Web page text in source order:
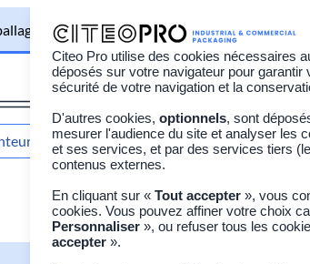
professionnels est en place. Contactez-
Acteur du réemploi Opérateur
Citeo Pro utilise des cookies nécessaires
déposés sur votre navigateur pour
sécurité de votre navigation et la
D'autres cookies, optionnels, sont
mesurer l'audience du site et analyser les
et ses services, et par des services tiers
contenus externes.
En cliquant sur « Tout accepter », vous
cookies. Vous pouvez affiner votre choix
Personnaliser », ou refuser tous les
accepter ».